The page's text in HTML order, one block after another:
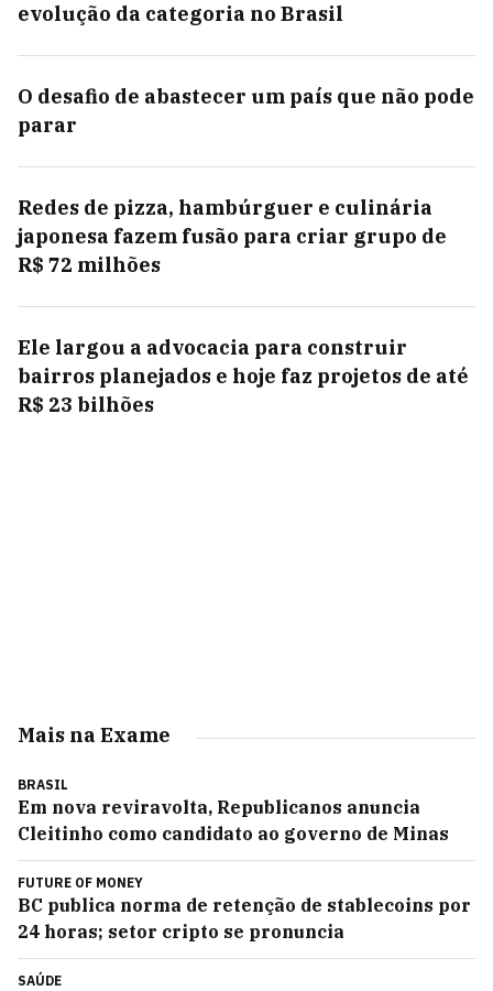
evolução da categoria no Brasil
O desafio de abastecer um país que não pode
parar
Redes de pizza, hambúrguer e culinária
japonesa fazem fusão para criar grupo de
R$ 72 milhões
Ele largou a advocacia para construir
bairros planejados e hoje faz projetos de até
R$ 23 bilhões
Mais na Exame
BRASIL
Em nova reviravolta, Republicanos anuncia
Cleitinho como candidato ao governo de Minas
FUTURE OF MONEY
BC publica norma de retenção de stablecoins por
24 horas; setor cripto se pronuncia
SAÚDE